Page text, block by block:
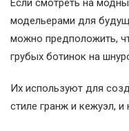
Если смотреть на
модельерами для
можно предположить,
грубых ботинок на
Их используют для
стиле гранж и кежуэл,